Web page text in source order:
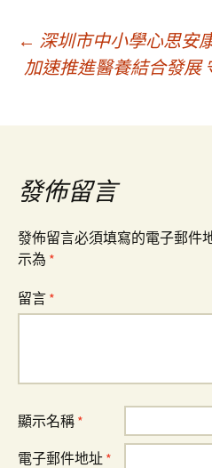
文
導
覽
← 深圳市中小學心思安
加速推進醫養結合發展
發佈留言
發佈留言必須填寫的電子郵件
示為 *
留言 *
顯示名稱 *
電子郵件地址 *